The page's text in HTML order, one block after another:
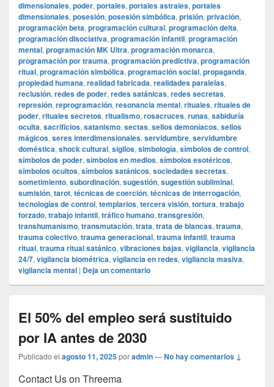
dimensionales, poder, portales, portales astrales, portales
dimensionales, posesión, posesión simbólica, prisión, privación,
programación beta, programación cultural, programación delta,
programación disociativa, programación infantil, programación
mental, programación MK Ultra, programación monarca,
programación por trauma, programación predictiva, programación
ritual, programación simbólica, programación social, propaganda,
propiedad humana, realidad fabricada, realidades paralelas,
reclusión, redes de poder, redes satánicas, redes secretas,
represión, reprogramación, resonancia mental, rituales, rituales de
poder, rituales secretos, ritualismo, rosacruces, runas, sabiduría
oculta, sacrificios, satanismo, sectas, sellos demoníacos, sellos
mágicos, seres interdimensionales, servidumbre, servidumbre
doméstica, shock cultural, sigilos, simbología, símbolos de control,
símbolos de poder, símbolos en medios, símbolos esotéricos,
símbolos ocultos, símbolos satánicos, sociedades secretas,
sometimiento, subordinación, sugestión, sugestión subliminal,
sumisión, tarot, técnicas de coerción, técnicas de interrogación,
tecnologías de control, templarios, tercera visión, tortura, trabajo
forzado, trabajo infantil, tráfico humano, transgresión,
transhumanismo, transmutación, trata, trata de blancas, trauma,
trauma colectivo, trauma generacional, trauma infantil, trauma
ritual, trauma ritual satánico, vibraciones bajas, vigilancia, vigilancia
24/7, vigilancia biométrica, vigilancia en redes, vigilancia masiva,
vigilancia mental | Deja un comentario
El 50% del empleo será sustituido
por IA antes de 2030
Publicado el agosto 11, 2025poradmin—No hay comentarios ↓
Contact Us on Threema